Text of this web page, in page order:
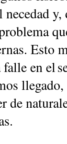
Esto
en el
de